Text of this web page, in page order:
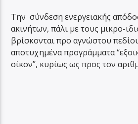
Την σύνδεση ενεργειακής
ακινήτων, πάλι με τους μικρο-
βρίσκονται προ αγνώστου
αποτυχημένα προγράμματα
οίκον”, κυρίως ως προς τον